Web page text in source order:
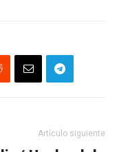
Artículo siguiente